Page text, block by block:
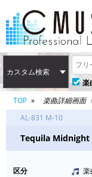
カスタム検索
楽
TOP
楽曲詳細画面
AL-831 M-10
Tequila Midnight
区分
楽